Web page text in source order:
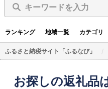
キーワードを入力
ランキング 地域一覧 カテゴリ
ふるさと納税サイト「ふるなび」
お探しの返礼品